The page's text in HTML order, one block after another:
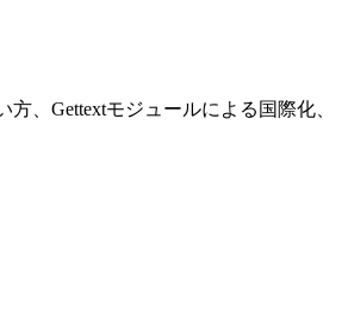
、Gettextモジュールによる国際化、